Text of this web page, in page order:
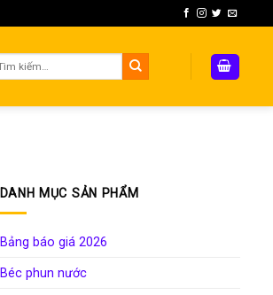
DANH MỤC SẢN PHẨM
Bảng báo giá 2026
Béc phun nước